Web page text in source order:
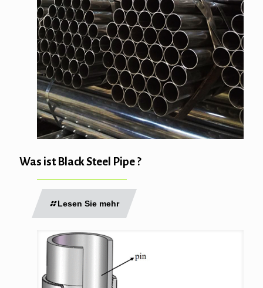
Was ist Black Steel Pipe ?
Lesen Sie mehr